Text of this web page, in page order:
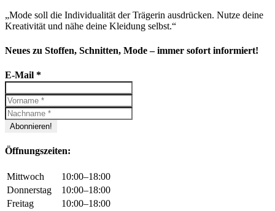
„Mode soll die Individualität der Trägerin ausdrücken. Nutze deine
Kreativität und nähe deine Kleidung selbst.“
Neues zu Stoffen, Schnitten, Mode – immer sofort informiert!
E-Mail *
Öffnungszeiten:
Mittwoch
10:00–18:00
Donnerstag
10:00–18:00
Freitag
10:00–18:00